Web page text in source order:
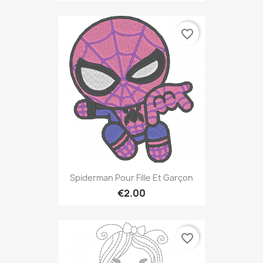
Spiderman Pour Fille Et Garçon
€2.00
favorite_border
favorite_border